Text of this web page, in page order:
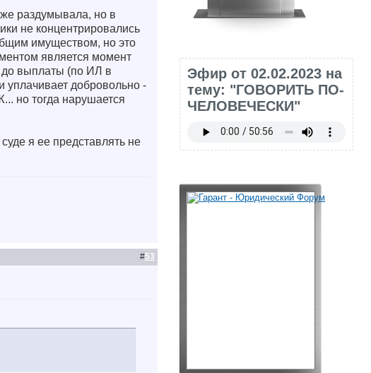
раздумывала, но в
не концентрировались
имуществом, но это
является момент
до выплаты (по ИЛ в
уплачивает добровольно -
но тогда нарушается
я ее представлять не
#53
Эфир от 02.02.2023 на
тему: "ГОВОРИТЬ ПО-
ЧЕЛОВЕЧЕСКИ"